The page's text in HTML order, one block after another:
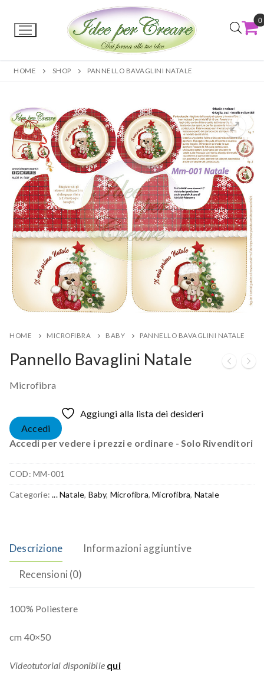
0
HOME SHOP PANNELLO BAVAGLINI NATALE
HOME MICROFIBRA BABY PANNELLO BAVAGLINI NATALE
Pannello Bavaglini Natale
Microfibra
Aggiungi alla lista dei desideri
Accedi
Accedi per vedere i prezzi e ordinare - Solo Rivenditori
COD: MM-001
Categorie:... Natale, Baby, Microfibra,Microfibra, Natale
Descrizione Informazioni aggiuntive
Recensioni (0)
100% Poliestere
cm 40×50
Videotutorial disponibile qui